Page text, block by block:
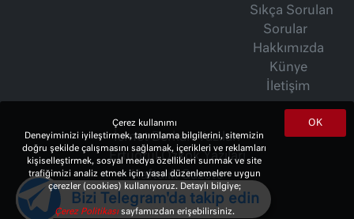
Sıkça Sorulan
Sorular
Hakkımızda
Künye
İletişim
İsmet Berkan Yazıları
Ertuğrul Özkök Yazıları
Haftalık Gazete
OK
Çerez kullanımı
Deneyiminizi iyileştirmek, tanımlama bilgilerini, sitemizin
doğru şekilde çalışmasını sağlamak, içerikleri ve reklamları
kişiselleştirmek, sosyal medya özellikleri sunmak ve site
trafiğimizi analiz etmek için yasal düzenlemelere uygun
çerezler (cookies) kullanıyoruz. Detaylı bilgiye;
Çerez Politikasısayfamızdan erişebilirsiniz.
Bizi Telegram'da takip edin